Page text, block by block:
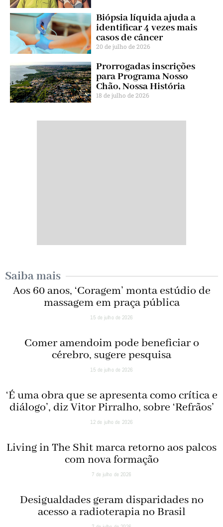
Biópsia líquida ajuda a
identificar 4 vezes mais
casos de câncer
20 de julho de 2026
Prorrogadas inscrições
para Programa Nosso
Chão, Nossa História
18 de julho de 2026
Saiba mais
Aos 60 anos, ‘Coragem’ monta estúdio de
massagem em praça pública
15 de julho de 2026
Comer amendoim pode beneficiar o
cérebro, sugere pesquisa
15 de julho de 2026
‘É uma obra que se apresenta como crítica e
diálogo’, diz Vitor Pirralho, sobre ‘Refrãos’
12 de julho de 2026
Living in The Shit marca retorno aos palcos
com nova formação
7 de julho de 2026
Desigualdades geram disparidades no
acesso a radioterapia no Brasil